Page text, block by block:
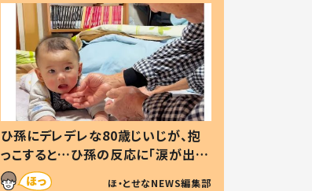
ひ孫にデレデレな80歳じいじが、抱
っこすると…ひ孫の反応に「涙が出ま
した」「可愛くて仕方ない」
ほ・とせなNEWS編集部